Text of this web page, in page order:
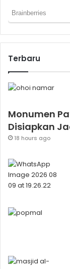
Terbaru
Monumen
Disiapkan
18 hours ago